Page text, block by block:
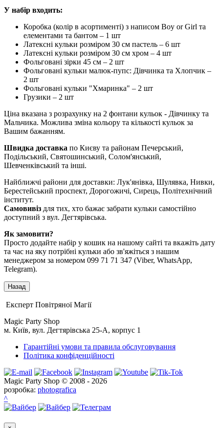
У набір входить:
Коробка (колір в асортименті) з написом Boy or Girl та
елементами та бантом – 1 шт
Латексні кульки розміром 30 см пастель – 6 шт
Латексні кульки розміром 30 см хром – 4 шт
Фольговані зірки 45 см – 2 шт
Фольговані кульки малюк-пупс: Дівчинка та Хлопчик –
2 шт
Фольговані кульки "Хмаринка" – 2 шт
Грузики – 2 шт
Ціна вказана з розрахунку на 2 фонтани кульок - Дівчинку та
Мальчика. Можлива зміна кольору та кількості кульок за
Вашим бажанням.
Швидка доставка по Києву та районам Печерський,
Подільський, Святошинський, Солом'янський,
Шевченківський та інші.
Найближчі райони для доставки: Лук'янівка, Шулявка, Нивки,
Берестейський проспект, Дорогожичі, Сирець, Політехнічний
інститут.
Самовивіз для тих, хто бажає забрати кульки самостійно
доступний з вул. Дегтярівська.
Як замовити?
Просто додайте набір у кошик на нашому сайті та вкажіть дату
та час на яку потрібні кульки або зв'яжіться з нашим
менеджером за номером 099 71 71 347 (Viber, WhatsApp,
Telegram).
Експерт Повітряної Магії
Magic Party Shop
м. Київ, вул. Дегтярівська 25-А, корпус 1
Гарантійні умови та правила обслуговування
Політика конфіденційності
Magic Party Shop © 2008 - 2026
розробка: photografica
^